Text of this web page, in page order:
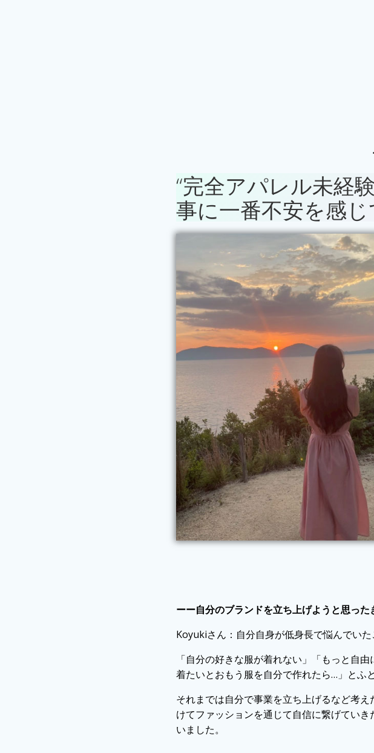
“完全アパレル未経
事に一番不安を感
ーー自分のブランドを立ち上げようと思った
Koyukiさん：自分自身が低身長で悩んでいた
「自分の好きな服が着れない」「もっと自
着たいとおもう服を自分で作れたら…」とふ
それまでは自分で事業を立ち上げるなど考
けてファッションを通じて自信に繋げてい
いました。